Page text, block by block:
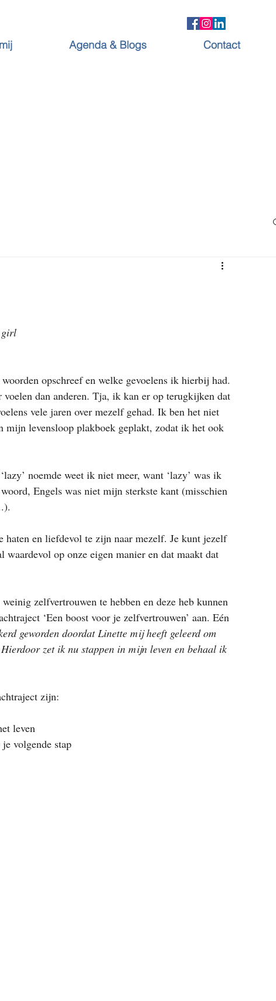
Agenda & Blogs Contact
girl
opschreef en welke gevoelens ik hierbij had.
dan anderen. Tja, ik kan er op terugkijken dat
vele jaren over mezelf gehad. Ik ben het niet
levensloop plakboek geplakt, zodat ik het ook
noemde weet ik niet meer, want ‘lazy’ was ik
Engels was niet mijn sterkste kant (misschien
en liefdevol te zijn naar mezelf. Je kunt jezelf
op onze eigen manier en dat maakt dat
zelfvertrouwen te hebben en deze heb kunnen
‘Een boost voor je zelfvertrouwen’ aan. Eén
geworden doordat Linette mij heeft geleerd om
zet ik nu stappen in mijn leven en behaal ik
zijn:
leven
volgende stap